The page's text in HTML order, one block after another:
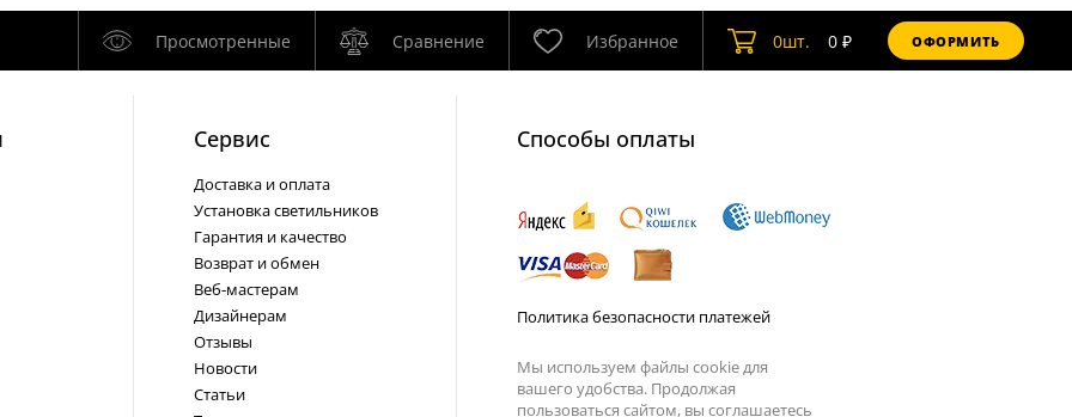
Просмотренные Сравнение Избранное 0шт. 0₽ ОФОРМИТЬ
Cервис
Доставка и оплата
Установка светильников
Гарантия и качество
Возврат и обмен
Веб-мастерам
Дизайнерам
Отзывы
Новости
Статьи
Способы оплаты
Политика безопасности платежей
Мы используем файлы cookie для
вашего удобства. Продолжая
пользоваться сайтом, вы соглашаетесь